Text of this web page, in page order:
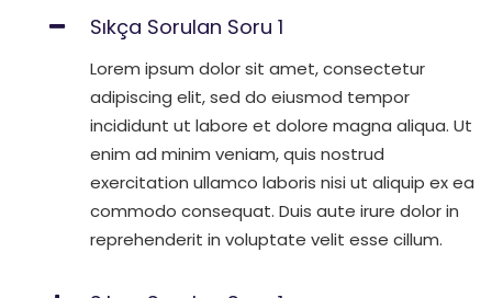
Sıkça Sorulan Soru 1
Lorem ipsum dolor sit amet, consectetur
adipiscing elit, sed do eiusmod tempor
incididunt ut labore et dolore magna aliqua. Ut
enim ad minim veniam, quis nostrud
exercitation ullamco laboris nisi ut aliquip ex ea
commodo consequat. Duis aute irure dolor in
reprehenderit in voluptate velit esse cillum.